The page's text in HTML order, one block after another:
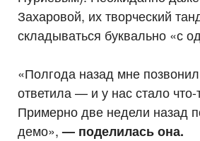
Захаровой, их творческий
складываться буквально «с
«Полгода назад мне
ответила — и у нас стало что-
Примерно две недели назад
демо»,— поделилась она.